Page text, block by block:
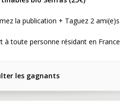
la publication + Taguez 2 ami(e)s
à toute personne résidant en France
les gagnants